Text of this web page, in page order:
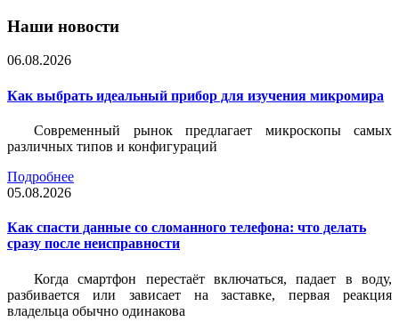
Наши новости
06.08.2026
Как выбрать идеальный прибор для изучения микромира
Современный рынок предлагает микроскопы самых
различных типов и конфигураций
Подробнее
05.08.2026
Как спасти данные со сломанного телефона: что делать
сразу после неисправности
Когда смартфон перестаёт включаться, падает в воду,
разбивается или зависает на заставке, первая реакция
владельца обычно одинакова